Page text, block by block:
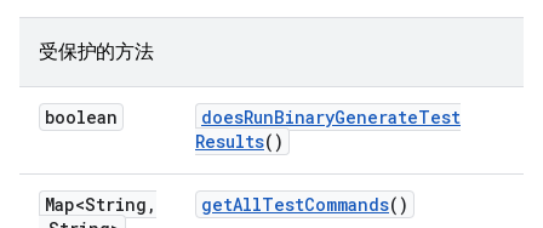
受保护的方法
boolean doesRunBinaryGenerateTest
Results()
Map<String ,
getAllTestCommands()